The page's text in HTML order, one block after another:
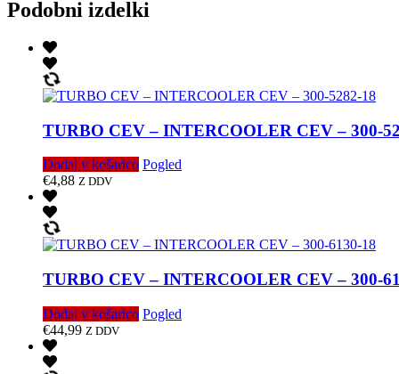
Podobni izdelki
TURBO CEV – INTERCOOLER CEV – 300-
Dodaj v košarico Pogled
€4,88 Z DDV
TURBO CEV – INTERCOOLER CEV – 300-
Dodaj v košarico Pogled
€44,99 Z DDV